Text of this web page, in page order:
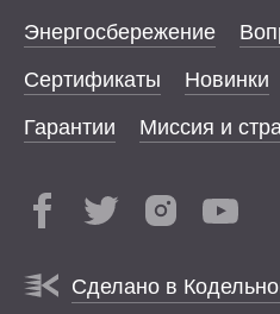
Энергосбережение
Сертификаты
Новинки
Гарантии
Миссия и
Сделано в